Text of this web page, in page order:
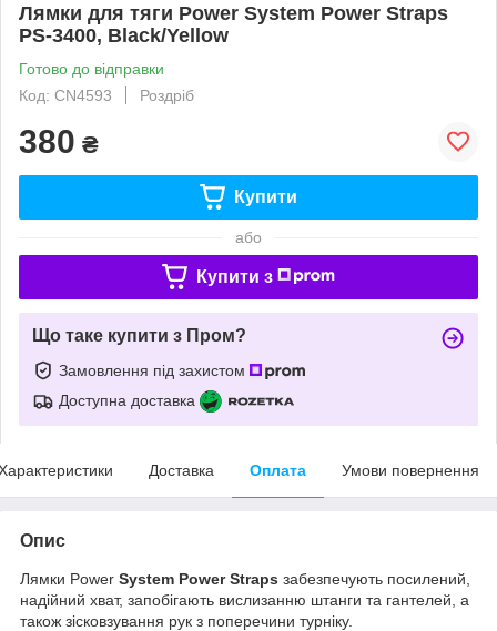
Лямки для тяги Power System Power Straps
PS-3400, Black/Yellow
Готово до відправки
Код: CN4593
Роздріб
380 ₴
Купити
або
Купити з
Що таке купити з Пром?
Замовлення під захистом
Доступна доставка
Доставка Оплата Умови повернення
Опис
Лямки Power System Power Straps забезпечують посилений,
надійний хват, запобігають вислизанню штанги та гантелей, а
також зісковзування рук з поперечини турніку.